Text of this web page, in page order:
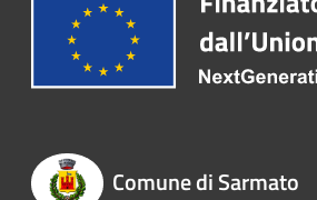
Comune di Sarmato